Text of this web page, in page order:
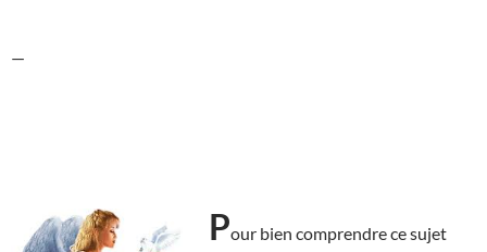
—
Pour bien comprendre ce sujet